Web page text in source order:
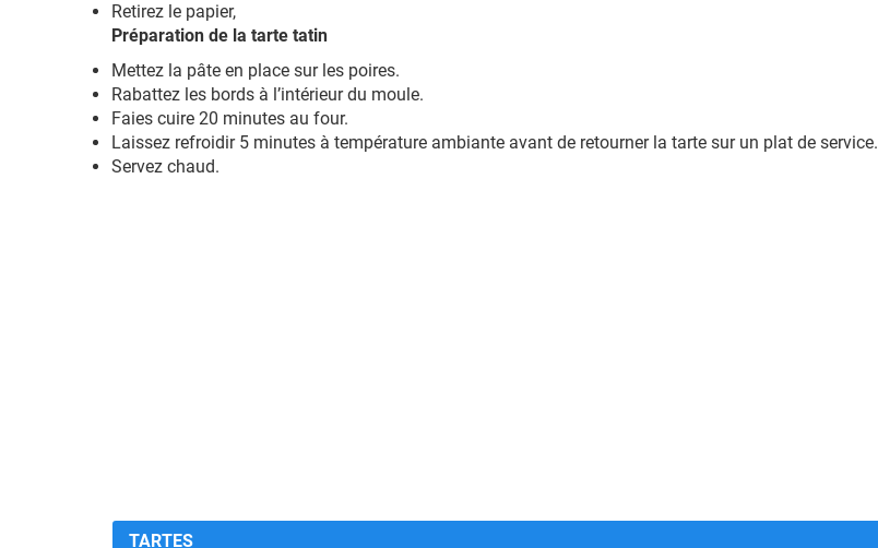
Retirez le papier,
Préparation de la tarte tatin
Mettez la pâte en place sur les poires.
Rabattez les bords à l’intérieur du moule.
Faies cuire 20 minutes au four.
Laissez refroidir 5 minutes à température ambiante avant de retourner la tarte sur un plat de service.
Servez chaud.
TARTES